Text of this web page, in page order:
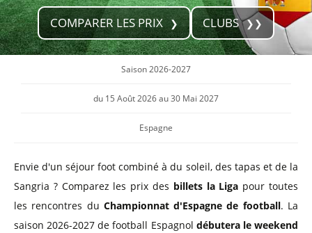
COMPARER LES PRIX CLUBS
Saison 2026-2027
du 15 Août 2026 au 30 Mai 2027
Espagne
Envie d'un séjour foot combiné à du soleil, des tapas et de la
Sangria ? Comparez les prix des billets la Liga pour toutes
les rencontres du Championnat d'Espagne de football. La
saison 2026-2027 de football Espagnol débutera le weekend